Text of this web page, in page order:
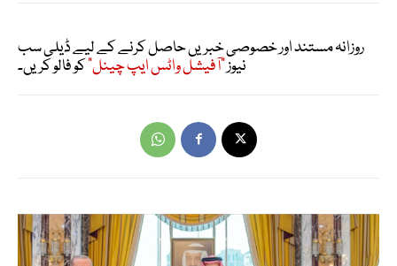
روزانہ مستند اور خصوصی خبریں حاصل کرنے کے لیے ڈیلی سب
نیوز"آفیشل واٹس ایپ چینل"کو فالو کریں۔